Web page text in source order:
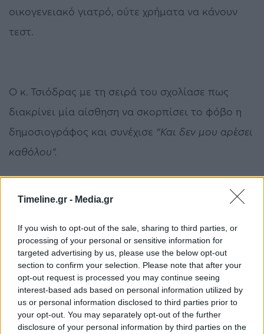
Timeline.gr - Media.gr
If you wish to opt-out of the sale, sharing to third parties, or
processing of your personal or sensitive information for
targeted advertising by us, please use the below opt-out
section to confirm your selection. Please note that after your
opt-out request is processed you may continue seeing
interest-based ads based on personal information utilized by
us or personal information disclosed to third parties prior to
your opt-out. You may separately opt-out of the further
disclosure of your personal information by third parties on the
οικογενειακό γιατρό, ούτε χρήματα να κάνουν
τεστ.
Ο κ. Τσιόδρας με τη σειρά του σχολίασε πως
διακρίνει μία αίσθηση να σκορπίσει το φόβο η
δημοσιογράφος και συνέχισε “Και δεν μου αρέσει
καθόλου”.
ΠΡΟΗΓΟΎΜΕΝΟ ΆΡΘΡΟ
Κορωνοϊός: Την επιβολή
καραντίνας για τη Νέα
Υόρκη εξετάζει ο Τραμπ
ΕΠΌΜΕΝΟ ΆΡΘΡΟ
Κικίλιας για κορωνοϊό:
«Στις 15 Απριλίου θα
δούμε πώς έχουν
αποδώσει τα μέτρα που
πήραμε»